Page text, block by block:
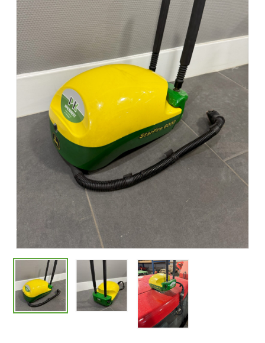
Je beoordeling
E-mail
deze browser voor de volgende keer
wanneer ik een reactie plaats.